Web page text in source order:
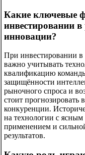
Какие ключевые
инвестировании в
инновации?
При инвестировании в
важно учитывать
квалификацию
защищённости
рыночного спроса и
стоит прогнозировать
конкуренции.
на технологии с
применением и
результатов.